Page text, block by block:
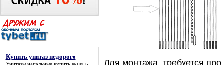
Купить унитаз недорого
Унитазы напольные купить купить
Для монтажа, требуется